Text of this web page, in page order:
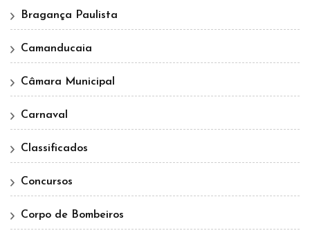
Bragança Paulista
Camanducaia
Câmara Municipal
Carnaval
Classificados
Concursos
Corpo de Bombeiros